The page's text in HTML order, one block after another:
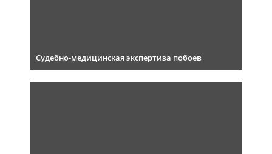
Судебно-медицинская экспертиза побоев